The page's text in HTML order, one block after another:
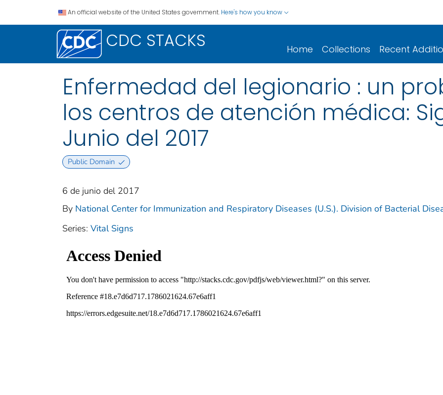
An official website of the United States government. Here's how you know
CDC STACKS Home Collections Recent
Enfermedad del legionario : un
los centros de atención médica:
Junio del 2017
Public Domain
6 de junio del 2017
By National Center for Immunization and Respiratory Diseases (U.S.). Division of Bacterial
Series: Vital Signs